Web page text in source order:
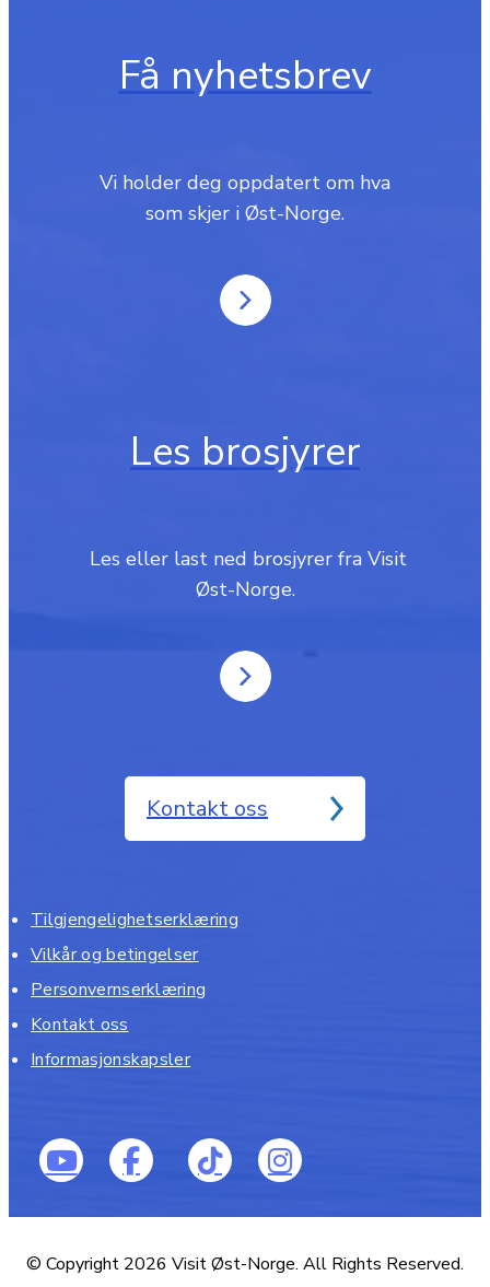
Få nyhetsbrev
Vi holder deg oppdatert om hva
som skjer i Øst-Norge.
Les brosjyrer
‎ Les eller last ned brosjyrer fra Visit
Øst-Norge.
Kontakt oss
Tilgjengelighetserklæring
Vilkår og betingelser
Personvernserklæring
Kontakt oss
Informasjonskapsler
© Copyright 2026 Visit Øst-Norge. All Rights Reserved.